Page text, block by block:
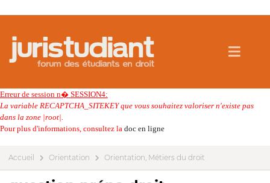
Erreur de session n� SESSION4:
La variable RECAPTCHA_SITEKEY que vous souhaitez valoriser n'existe pas
dans la zone |root|.
Pour plus d'informations, consultez la doc en ligne
Accueil Orientation Orientation, Métiers du droit